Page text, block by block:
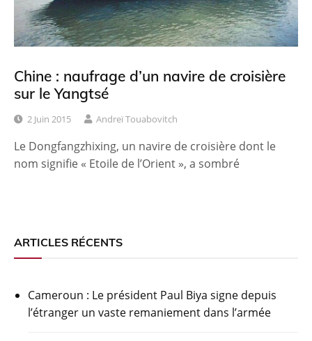
Chine : naufrage d’un navire de croisière
sur le Yangtsé
2 Juin 2015 Andreï Touabovitch
Le Dongfangzhixing, un navire de croisière dont le
nom signifie « Etoile de l’Orient », a sombré
ARTICLES RÉCENTS
Cameroun : Le président Paul Biya signe depuis
l’étranger un vaste remaniement dans l’armée